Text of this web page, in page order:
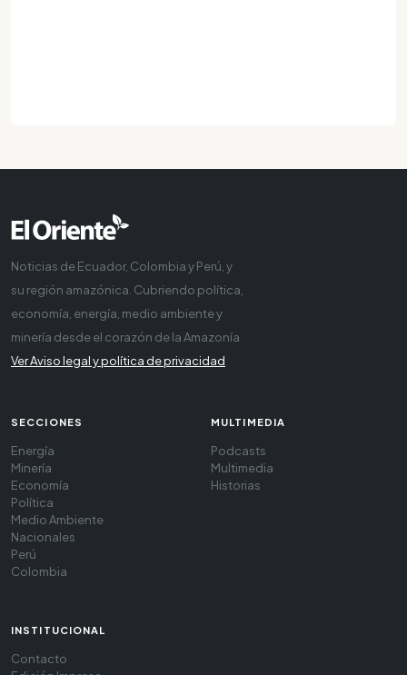
Noticias de Ecuador, Colombia y Perú, y
su región amazónica. Cubriendo política,
economía, energía, medio ambiente y
minería desde el corazón de la Amazonía
Ver Aviso legal y política de privacidad
SECCIONES
Energía
Minería
Economía
Política
Medio Ambiente
Nacionales
Perú
Colombia
MULTIMEDIA
Podcasts
Multimedia
Historias
INSTITUCIONAL
Contacto